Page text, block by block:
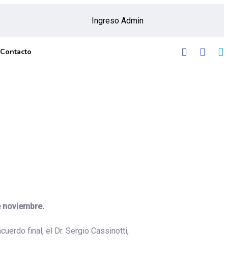
Ingreso Admin
Contacto
noviembre.
final, el Dr. Sergio Cassinotti,